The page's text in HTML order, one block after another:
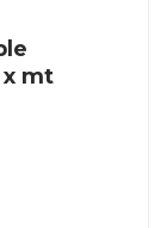
mt